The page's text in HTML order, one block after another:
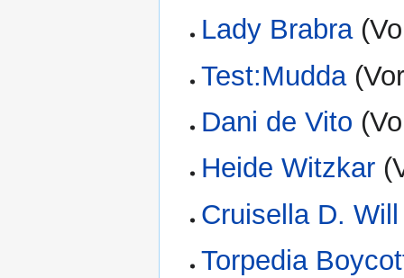
Lady Brabra
Test:Mudda
Dani de Vito
Heide Witzkar
Cruisella D. Will
Torpedia